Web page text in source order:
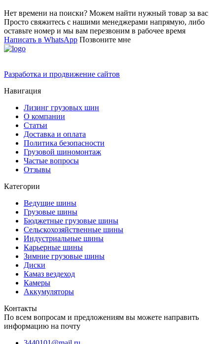
Нет времени на поиски? Можем найти нужный товар за вас
Просто свяжитесь с нашими менеджерами напрямую, либо
оставьте номер и мы вам перезвоним в рабочее время
Написать в WhatsApp Позвоните мне
Разработка и продвижение сайтов
Навигация
Лизинг грузовых шин
О компании
Статьи
Доставка и оплата
Политика безопасности
Грузовой шиномонтаж
Частые вопросы
Отзывы
Категории
Ведущие шины
Грузовые шины
Бюджетные грузовые шины
Сельскохозяйственные шины
Индустриальные шины
Карьерные шины
Зимние грузовые шины
Диски
Камаз вездеход
Камеры
Аккумуляторы
Контакты
По всем вопросам и предложениям вы можете направить
информацию на почту